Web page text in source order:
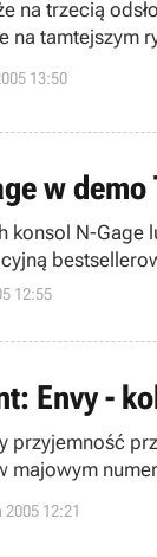
na trzecią
tamtejszym
13:50
w
konsol N-Gage
Gameloft
12:55
Envy -
przyjemność
majowym
2005 12:21